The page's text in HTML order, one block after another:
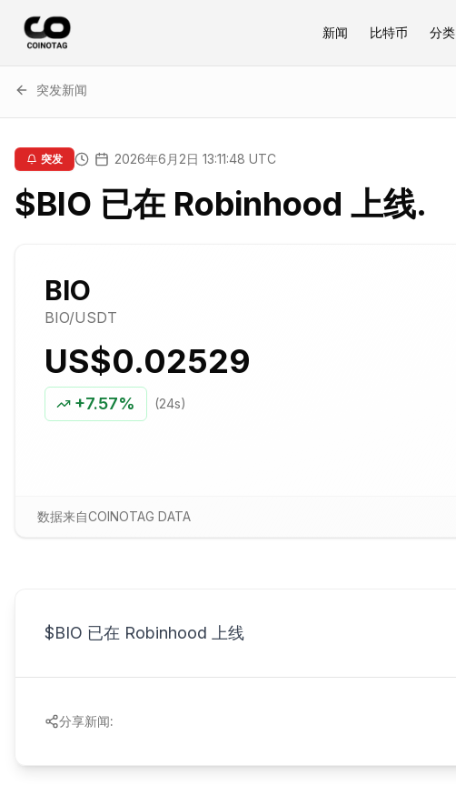
新闻 比特币 分类
突发新闻
突发 2026年6月2日 13:11:48 UTC
$BIO 已在 Robinhood 上线.
BIO
BIO/USDT
US$0.02529
+7.57% (24s)
数据来自COINOTAG DATA
$BIO 已在 Robinhood 上线
分享新闻: